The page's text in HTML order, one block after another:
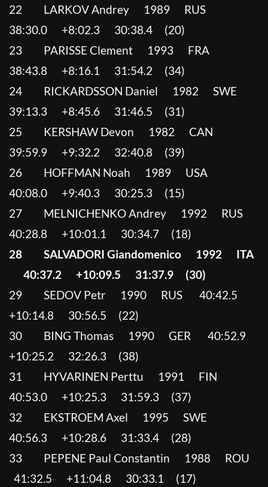
22 LARKOV Andrey 1989 RUS
38:30.0 +8:02.3 30:38.4 (20)
23 PARISSE Clement 1993 FRA
38:43.8 +8:16.1 31:54.2 (34)
24 RICKARDSSON Daniel 1982 SWE
39:13.3 +8:45.6 31:46.5 (31)
25 KERSHAW Devon 1982 CAN
39:59.9 +9:32.2 32:40.8 (39)
26 HOFFMAN Noah 1989 USA
40:08.0 +9:40.3 30:25.3 (15)
27 MELNICHENKO Andrey 1992 RUS
40:28.8 +10:01.1 30:34.7 (18)
28 SALVADORI Giandomenico 1992 ITA
40:37.2 +10:09.5 31:37.9 (30)
29 SEDOV Petr 1990 RUS 40:42.5
+10:14.8 30:56.5 (22)
30 BING Thomas 1990 GER 40:52.9
+10:25.2 32:26.3 (38)
31 HYVARINEN Perttu 1991 FIN
40:53.0 +10:25.3 31:59.3 (37)
32 EKSTROEM Axel 1995 SWE
40:56.3 +10:28.6 31:33.4 (28)
33 PEPENE Paul Constantin 1988 ROU
41:32.5 +11:04.8 30:33.1 (17)